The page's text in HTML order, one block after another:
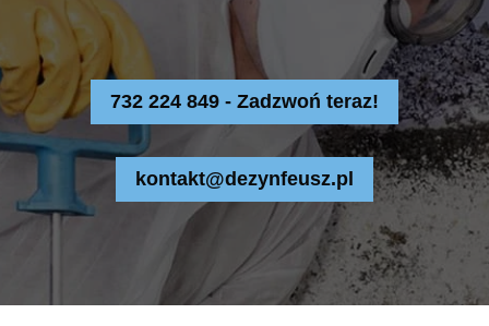
732 224 849 - Zadzwoń teraz!
kontakt@dezynfeusz.pl